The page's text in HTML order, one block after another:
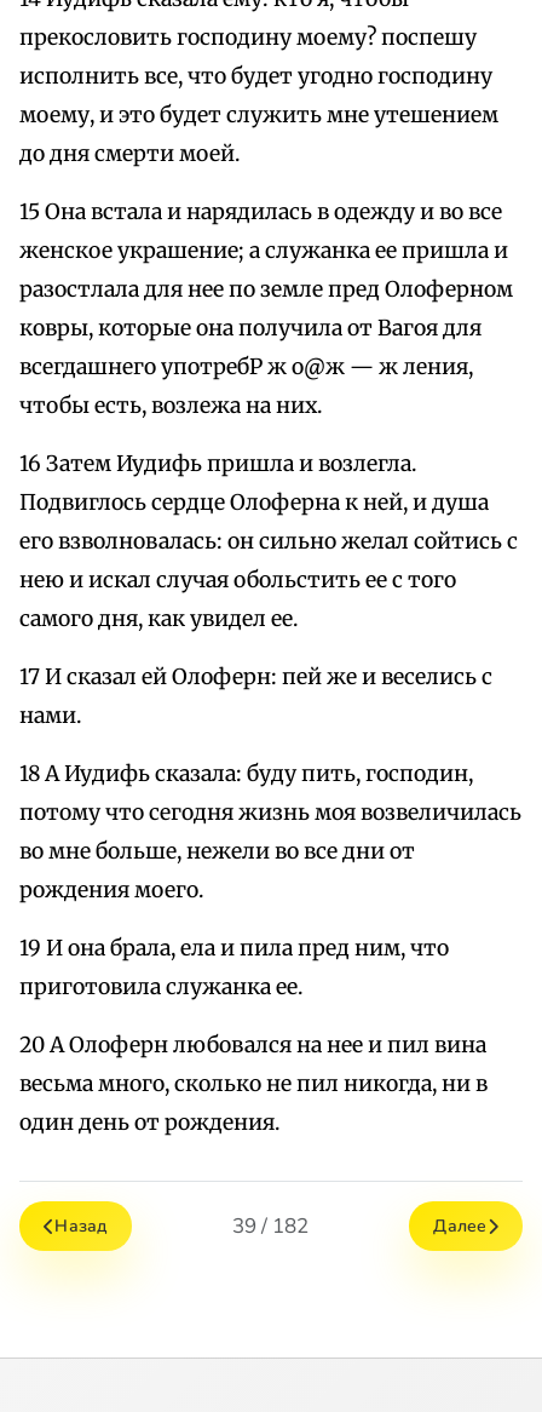
прекословить господину моему? поспешу
исполнить все, что будет угодно господину
моему, и это будет служить мне утешением
до дня смерти моей.
15 Она встала и нарядилась в одежду и во все
женское украшение; а служанка ее пришла и
разостлала для нее по земле пред Олоферном
ковры, которые она получила от Вагоя для
всегдашнего употребP ж о@ж — ж ления,
чтобы есть, возлежа на них.
16 Затем Иудифь пришла и возлегла.
Подвиглось сердце Олоферна к ней, и душа
его взволновалась: он сильно желал сойтись с
нею и искал случая обольстить ее с того
самого дня, как увидел ее.
17 И сказал ей Олоферн: пей же и веселись с
нами.
18 А Иудифь сказала: буду пить, господин,
потому что сегодня жизнь моя возвеличилась
во мне больше, нежели во все дни от
рождения моего.
19 И она брала, ела и пила пред ним, что
приготовила служанка ее.
20 А Олоферн любовался на нее и пил вина
весьма много, сколько не пил никогда, ни в
один день от рождения.
Назад 39 / 182 Далее